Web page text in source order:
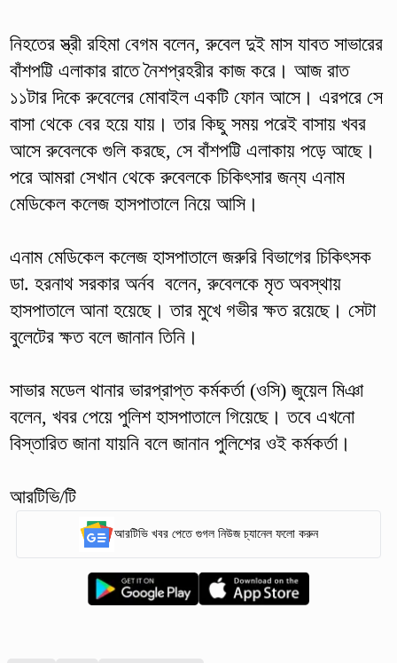
নিহতের স্ত্রী রহিমা বেগম বলেন, রুবেল দুই মাস যাবত সাভারের
বাঁশপট্টি এলাকার রাতে নৈশপ্রহরীর কাজ করে। আজ রাত
১১টার দিকে রুবেলের মোবাইল একটি ফোন আসে। এরপরে সে
বাসা থেকে বের হয়ে যায়। তার কিছু সময় পরেই বাসায় খবর
আসে রুবেলকে গুলি করছে, সে বাঁশপট্টি এলাকায় পড়ে আছে।
পরে আমরা সেখান থেকে রুবেলকে চিকিৎসার জন্য এনাম
মেডিকেল কলেজ হাসপাতালে নিয়ে আসি।
এনাম মেডিকেল কলেজ হাসপাতালে জরুরি বিভাগের চিকিৎসক
ডা. হরনাথ সরকার অর্নব বলেন, রুবেলকে মৃত অবস্থায়
হাসপাতালে আনা হয়েছে। তার মুখে গভীর ক্ষত রয়েছে। সেটা
বুলেটের ক্ষত বলে জানান তিনি।
সাভার মডেল থানার ভারপ্রাপ্ত কর্মকর্তা (ওসি) জুয়েল মিঞা
বলেন, খবর পেয়ে পুলিশ হাসপাতালে গিয়েছে। তবে এখনো
বিস্তারিত জানা যায়নি বলে জানান পুলিশের ওই কর্মকর্তা।
আরটিভি/টি
আরটিভি খবর পেতে গুগল নিউজ চ্যানেল ফলো করুন